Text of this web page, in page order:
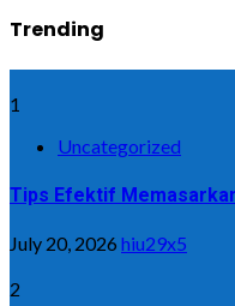
Trending
1
Uncategorized
Tips Efektif
July 20, 2026 hiu29x5
2